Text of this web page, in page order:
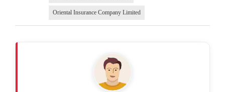
Oriental Insurance Company Limited